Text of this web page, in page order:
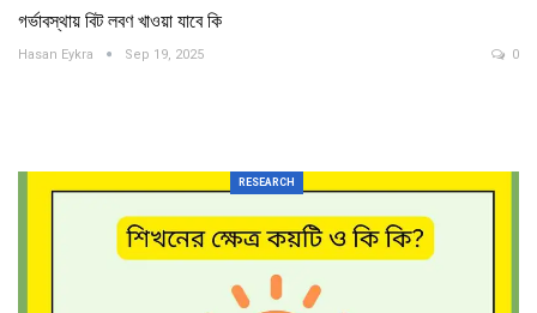
গর্ভাবস্থায় বিট লবণ খাওয়া যাবে কি
Hasan Eykra Sep 19, 2025 0
RESEARCH